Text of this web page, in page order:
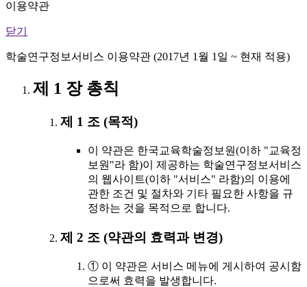
이용약관
닫기
학술연구정보서비스 이용약관 (2017년 1월 1일 ~ 현재 적용)
제 1 장 총칙
제 1 조 (목적)
이 약관은 한국교육학술정보원(이하 "교육정
보원"라 함)이 제공하는 학술연구정보서비스
의 웹사이트(이하 "서비스" 라함)의 이용에
관한 조건 및 절차와 기타 필요한 사항을 규
정하는 것을 목적으로 합니다.
제 2 조 (약관의 효력과 변경)
① 이 약관은 서비스 메뉴에 게시하여 공시함
으로써 효력을 발생합니다.